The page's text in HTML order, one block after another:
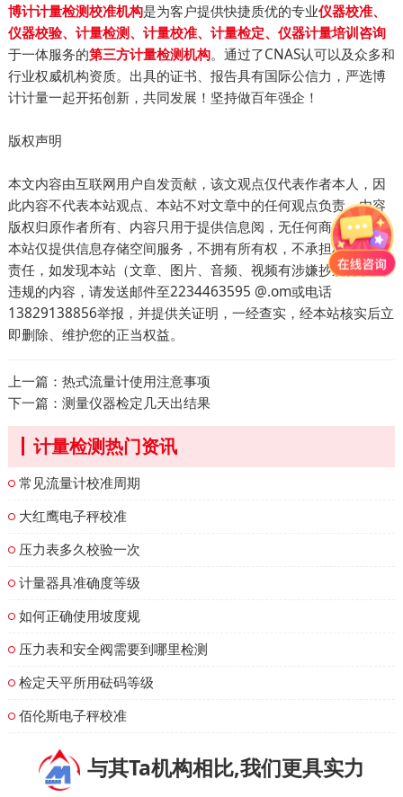
博计计量检测校准机构是为客户提供快捷质优的专业仪器校准、
仪器校验、计量检测、计量校准、计量检定、仪器计量培训咨询
于一体服务的第三方计量检测机构。通过了CNAS认可以及众多和
行业权威机构资质。出具的证书、报告具有国际公信力，严选博
计计量一起开拓创新，共同发展！坚持做百年强企！
版权声明
本文内容由互联网用户自发贡献，该文观点仅代表作者本人，因
此内容不代表本站观点、本站不对文章中的任何观点负责，内容
版权归原作者所有、内容只用于提供信息阅，无任何商业用途，
本站仅提供信息存储空间服务，不拥有所有权，不承担相关法律
责任，如发现本站（文章、图片、音频、视频有涉嫌抄袭得权法
违规的内容，请发送邮件至2234463595 @.om或电话
13829138856举报，并提供关证明，一经查实，经本站核实后立
即删除、维护您的正当权益。
上一篇： 热式流量计使用注意事项
下一篇： 测量仪器检定几天出结果
计量检测热门资讯
常见流量计校准周期
大红鹰电子秤校准
压力表多久校验一次
计量器具准确度等级
如何正确使用坡度规
压力表和安全阀需要到哪里检测
检定天平所用砝码等级
佰伦斯电子秤校准
与其Ta机构相比,我们更具实力